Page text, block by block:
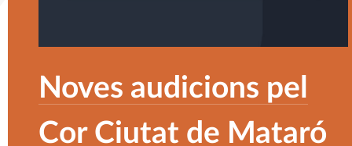
Noves audicions pel
Cor Ciutat de Mataró